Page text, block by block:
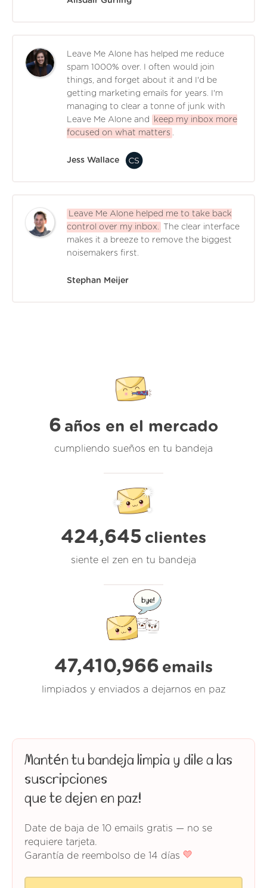
Leave Me Alone has helped me reduce
spam 1000% over. I often would join
things, and forget about it and I'd be
getting marketing emails for years. I'm
managing to clear a tonne of junk with
Leave Me Alone and
keep my inbox more
focused on what matters .
Jess Wallace
Leave Me Alone helped me to take back
control over my inbox.
The clear interface
makes it a breeze to remove the biggest
noisemakers first.
Stephan Meijer
6 años en el mercado
cumpliendo sueños en tu bandeja
424,645 clientes
siente el zen en tu bandeja
47,410,966 emails
limpiados y enviados a dejarnos en paz
Mantén tu bandeja limpia y dile a las
suscripciones
que te dejen en paz!
Date de baja de 10 emails gratis — no se
requiere tarjeta.
Garantía de reembolso de 14 días